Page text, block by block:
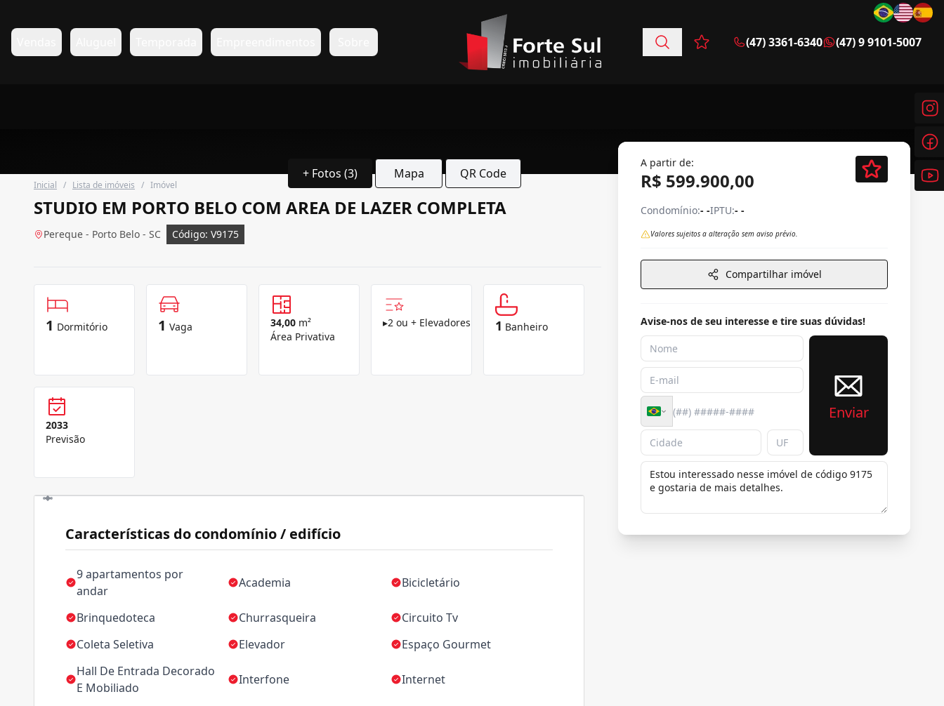
Favoritos (0 itens)
(47) 3361-6340 (47) 9 9101-5007
+ Fotos (3) Mapa QR Code
Inicial / Lista de imóveis / Imóvel
STUDIO EM PORTO BELO COM AREA DE LAZER COMPLETA
Pereque - Porto Belo - SC Código: V9175
1 Dormitório 1 Vaga 34,00 m²
Área Privativa
▸2 ou + Elevadores 1 Banheiro
2033
Previsão
Características do condomínio / edifício
9 apartamentos por
andar
Academia Bicicletário
Brinquedoteca Churrasqueira
Circuito Tv
Coleta Seletiva
Elevador
Espaço Gourmet
Hall De Entrada Decorado
E Mobiliado
Interfone Internet
A partir de:
R$ 599.900,00
Condomínio:- -IPTU:- -
Valores sujeitos a alteração sem aviso prévio.
Compartilhar imóvel
Avise-nos de seu interesse e tire suas dúvidas!
Enviar